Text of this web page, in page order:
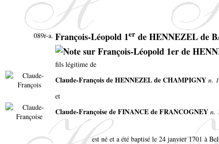
089r-a. François-Léopold 1er de HENNEZEL de
fils légitime de
Claude-François de HENNEZEL de CHAMPIGNY n.
et
Claude-Françoise de FINANCE de FRANCOGNEY n.
est né et a été baptisé le 24 janvier 1701 à